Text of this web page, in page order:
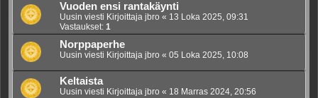
Vuoden ensi rantakäynti
Uusin viesti Kirjoittaja jbro « 13 Loka 2025, 09:31
Vastaukset: 1
Norppaperhe
Uusin viesti Kirjoittaja jbro « 05 Loka 2025, 10:08
Keltaista
Uusin viesti Kirjoittaja jbro « 18 Marras 2024, 20:56